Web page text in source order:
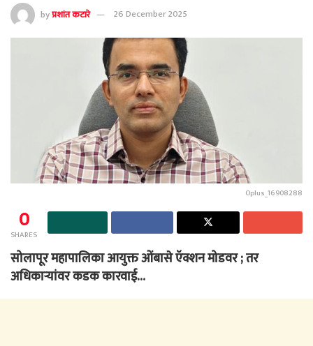
byप्रशांत कटारे 26 December 2025
Oplus_16908288
0
SHARES
सोलापूर महापालिका आयुक्त ओंबासे ऍक्शन मोडवर ; तर
अधिकाऱ्यांवर कडक कारवाई…